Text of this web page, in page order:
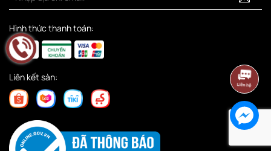
Hình thức thanh toán:
Liên kết sàn: